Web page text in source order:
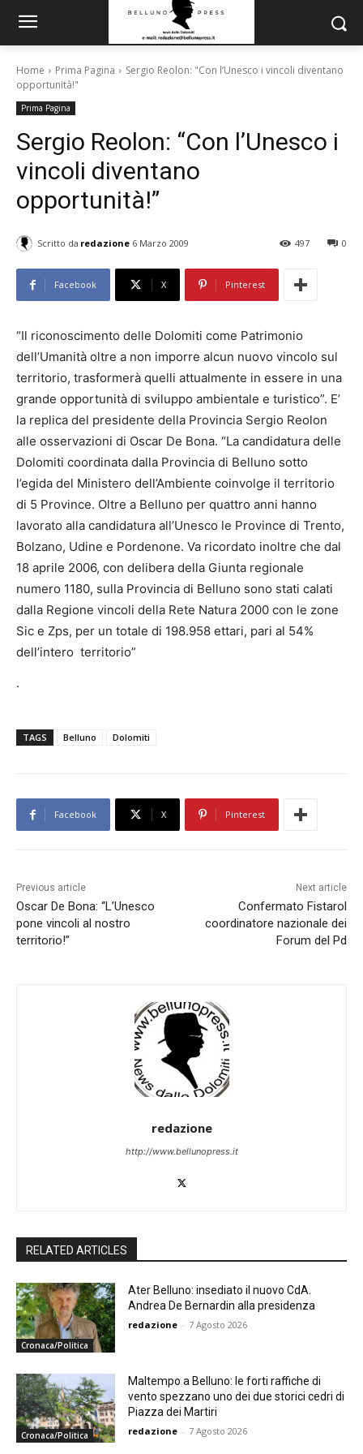
Home Prima Pagina
Sergio Reolon: "Con l’Unesco i vincoli diventano
opportunità!"
Prima Pagina
Sergio Reolon: “Con l’Unesco i
vincoli diventano
opportunità!”
Scritto da redazione 6 Marzo 2009 0
497
Facebook X Pinterest
“Il riconoscimento delle Dolomiti come Patrimonio
dell’Umanità oltre a non imporre alcun nuovo vincolo sul
territorio, trasformerà quelli attualmente in essere in una
grande opportunità di sviluppo ambientale e turistico”. E’
la replica del presidente della Provincia Sergio Reolon
alle osservazioni di Oscar De Bona. “La candidatura delle
Dolomiti coordinata dalla Provincia di Belluno sotto
l’egida del Ministero dell’Ambiente coinvolge il territorio
di 5 Province. Oltre a Belluno per quattro anni hanno
lavorato alla candidatura all’Unesco le Province di Trento,
Bolzano, Udine e Pordenone. Va ricordato inoltre che dal
18 aprile 2006, con delibera della Giunta regionale
numero 1180, sulla Provincia di Belluno sono stati calati
dalla Regione vincoli della Rete Natura 2000 con le zone
Sic e Zps, per un totale di 198.958 ettari, pari al 54%
dell’intero territorio”
.
TAGS Belluno Dolomiti
Facebook X Pinterest
Previous article
Oscar De Bona: “L’Unesco
pone vincoli al nostro
territorio!”
Next article
Confermato Fistarol
coordinatore nazionale dei
Forum del Pd
redazione
http://www.bellunopress.it
RELATED ARTICLES
Cronaca/Politica
Ater Belluno: insediato il nuovo CdA.
Andrea De Bernardin alla presidenza
redazione - 7 Agosto 2026
Cronaca/Politica
Maltempo a Belluno: le forti raffiche di
vento spezzano uno dei due storici cedri di
Piazza dei Martiri
redazione - 7 Agosto 2026